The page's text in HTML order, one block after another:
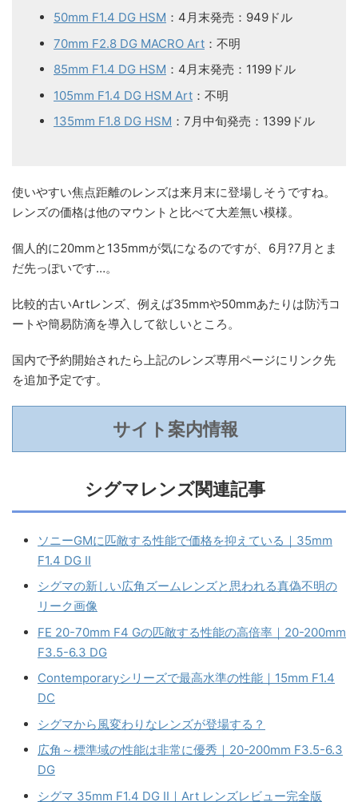
50mm F1.4 DG HSM ：4月末発売：949ドル
70mm F2.8 DG MACRO Art ：不明
85mm F1.4 DG HSM ：4月末発売：1199ドル
105mm F1.4 DG HSM Art ：不明
135mm F1.8 DG HSM ：7月中旬発売：1399ドル
使いやすい焦点距離のレンズは来月末に登場しそうですね。
レンズの価格は他のマウントと比べて大差無い模様。
個人的に20mmと135mmが気になるのですが、6月?7月とま
だ先っぽいです…。
比較的古いArtレンズ、例えば35mmや50mmあたりは防汚コ
ートや簡易防滴を導入して欲しいところ。
国内で予約開始されたら上記のレンズ専用ページにリンク先
を追加予定です。
サイト案内情報
シグマレンズ関連記事
ソニーGMに匹敵する性能で価格を抑えている｜35mm
F1.4 DG II
シグマの新しい広角ズームレンズと思われる真偽不明の
リーク画像
FE 20-70mm F4 Gの匹敵する性能の高倍率｜20-200mm
F3.5-6.3 DG
Contemporaryシリーズで最高水準の性能｜15mm F1.4
DC
シグマから風変わりなレンズが登場する？
広角～標準域の性能は非常に優秀｜20-200mm F3.5-6.3
DG
シグマ 35mm F1.4 DG II｜Art レンズレビュー完全版